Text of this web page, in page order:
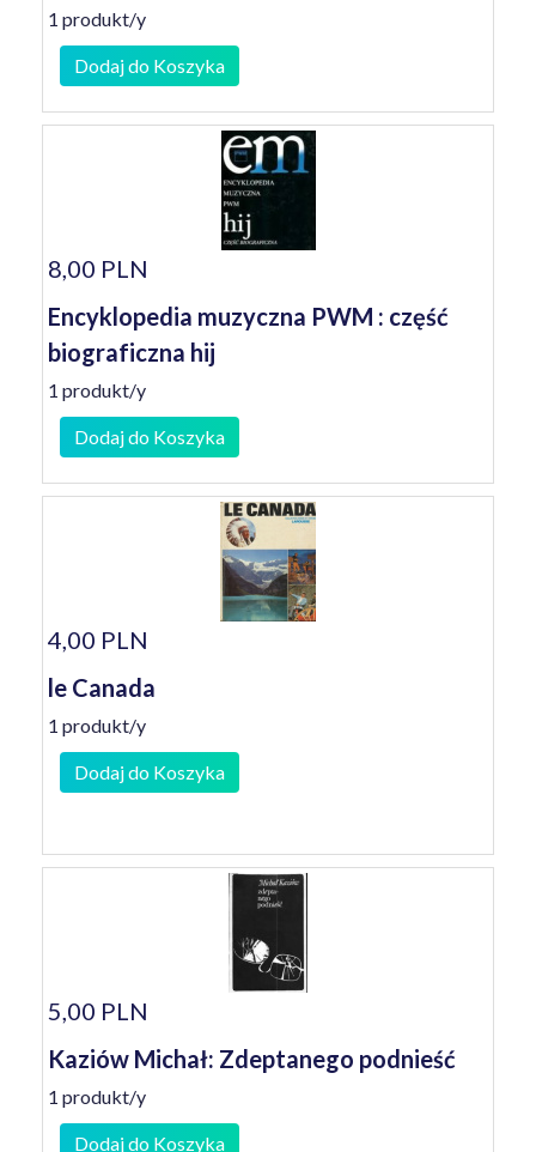
1 produkt/y
Dodaj do Koszyka
8,00 PLN
Encyklopedia muzyczna PWM : część
biograficzna hij
1 produkt/y
Dodaj do Koszyka
4,00 PLN
le Canada
1 produkt/y
Dodaj do Koszyka
5,00 PLN
Kaziów Michał: Zdeptanego podnieść
1 produkt/y
Dodaj do Koszyka